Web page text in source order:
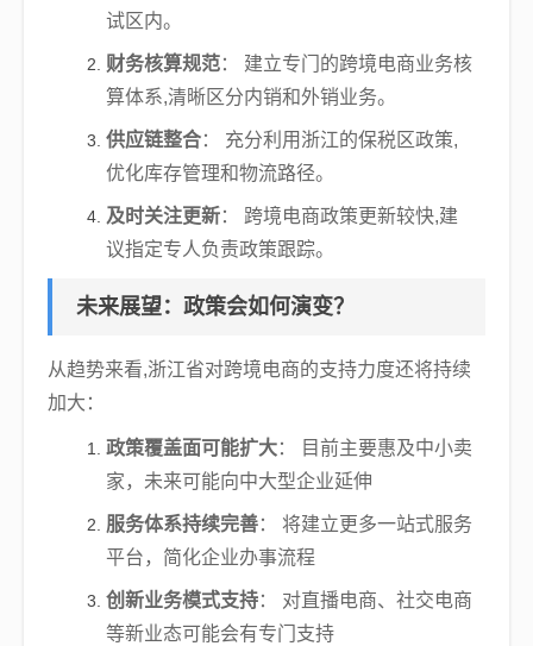
试区内。
财务核算规范： 建立专门的跨境电商业务核
算体系,清晰区分内销和外销业务。
供应链整合： 充分利用浙江的保税区政策,
优化库存管理和物流路径。
及时关注更新： 跨境电商政策更新较快,建
议指定专人负责政策跟踪。
未来展望：政策会如何演变？
从趋势来看,浙江省对跨境电商的支持力度还将持续
加大：
政策覆盖面可能扩大： 目前主要惠及中小卖
家，未来可能向中大型企业延伸
服务体系持续完善： 将建立更多一站式服务
平台，简化企业办事流程
创新业务模式支持： 对直播电商、社交电商
等新业态可能会有专门支持